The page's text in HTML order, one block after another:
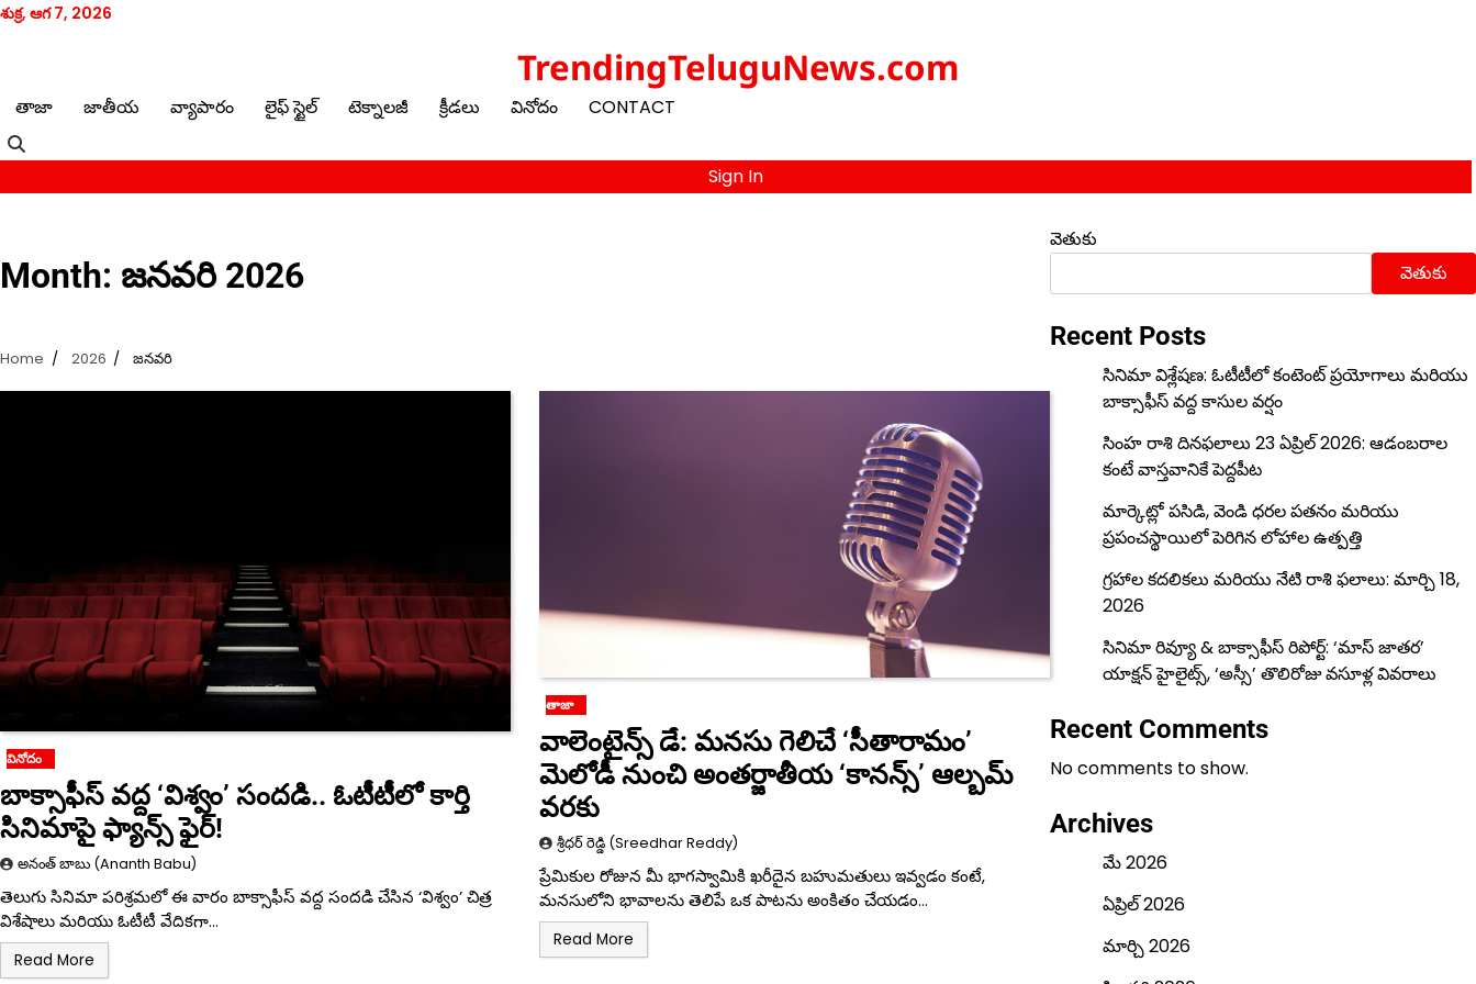
Skip
శుక్ర, ఆగ 7, 2026
TrendingTeluguNews.com
తాజా జాతీయ వ్యాపారం లైఫ్ స్టైల్ టెక్నాలజీ క్రీడలు వినోదం CONTACT
Sign In
Month: జనవరి 2026
Home 2026 జనవరి
వినోదం
బాక్సాఫీస్ వద్ద ‘విశ్వం’ సందడి.. ఓటీటీలో కార్తి
సినిమాపై ఫ్యాన్స్ ఫైర్!
అనంత్ బాబు (Ananth Babu)
తెలుగు సినిమా పరిశ్రమలో ఈ వారం బాక్సాఫీస్ వద్ద సందడి చేసిన ‘విశ్వం’ చిత్ర
విశేషాలు మరియు ఓటీటీ వేదికగా…
Read More
తాజా
వాలెంటైన్స్ డే: మనసు గెలిచే ‘సీతారామం’
మెలోడీ నుంచి అంతర్జాతీయ ‘కానన్స్’ ఆల్బమ్
వరకు
శ్రీధర్ రెడ్డి (Sreedhar Reddy)
ప్రేమికుల రోజున మీ భాగస్వామికి ఖరీదైన బహుమతులు ఇవ్వడం కంటే,
మనసులోని భావాలను తెలిపే ఒక పాటను అంకితం చేయడం…
Read More
వెతుకు
వెతుకు
Recent Posts
సినిమా విశ్లేషణ: ఓటీటీలో కంటెంట్ ప్రయోగాలు మరియు
బాక్సాఫీస్ వద్ద కాసుల వర్షం
సింహ రాశి దినఫలాలు 23 ఏప్రిల్ 2026: ఆడంబరాల
కంటే వాస్తవానికే పెద్దపీట
మార్కెట్లో పసిడి, వెండి ధరల పతనం మరియు
ప్రపంచస్థాయిలో పెరిగిన లోహాల ఉత్పత్తి
గ్రహాల కదలికలు మరియు నేటి రాశి ఫలాలు: మార్చి 18,
2026
సినిమా రివ్యూ & బాక్సాఫీస్ రిపోర్ట్: ‘మాస్ జాతర’
యాక్షన్ హైలైట్స్, ‘అస్సీ’ తొలిరోజు వసూళ్ల వివరాలు
Recent Comments
No comments to show.
Archives
మే 2026
ఏప్రిల్ 2026
మార్చి 2026